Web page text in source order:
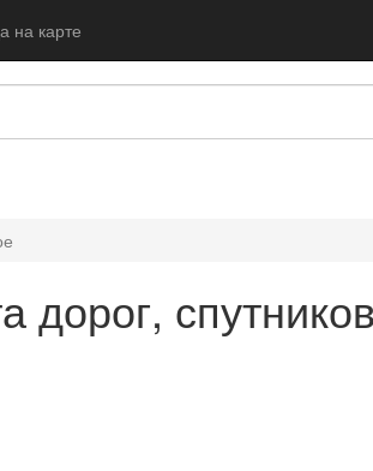
на карте
дорог,